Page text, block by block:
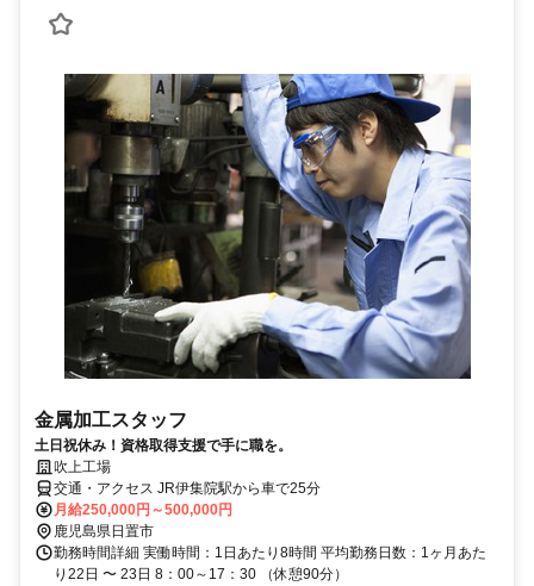
金属加工スタッフ
土日祝休み！資格取得支援で手に職を。
吹上工場
交通・アクセス JR伊集院駅から車で25分
月給250,000円～500,000円
鹿児島県日置市
勤務時間詳細 実働時間：1日あたり8時間 平均勤務日数：1ヶ月あた
り22日 〜 23日 8：00～17：30 （休憩90分）